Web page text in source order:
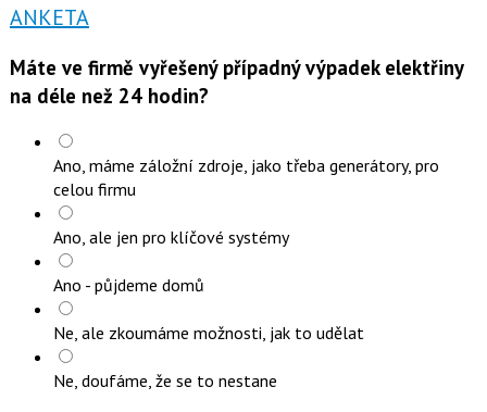
ANKETA
Máte ve firmě vyřešený případný výpadek elektřiny
na déle než 24 hodin?
Ano, máme záložní zdroje, jako třeba generátory, pro
celou firmu
Ano, ale jen pro klíčové systémy
Ano - půjdeme domů
Ne, ale zkoumáme možnosti, jak to udělat
Ne, doufáme, že se to nestane